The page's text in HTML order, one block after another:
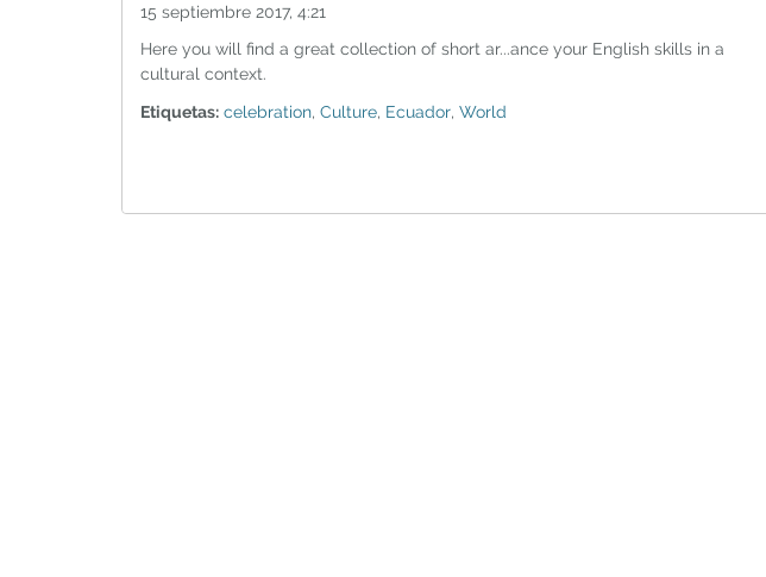
15 septiembre 2017, 4:21
Here you will find a great collection of short ar...ance your English skills in a
cultural context.
Etiquetas: celebration, Culture, Ecuador, World